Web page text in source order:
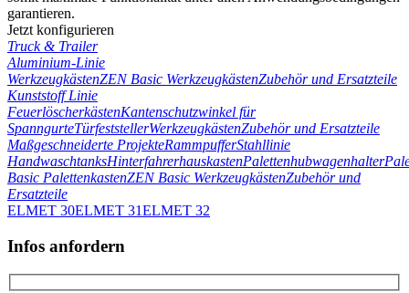
garantieren.
Jetzt konfigurieren
Truck & Trailer
Aluminium-Linie
WerkzeugkästenZEN Basic WerkzeugkästenZubehör und Ersatzteile
Kunststoff Linie
FeuerlöscherkästenKantenschutzwinkel für
SpanngurteTürfeststellerWerkzeugkästenZubehör und Ersatzteile
Maßgeschneiderte ProjekteRammpufferStahllinie
HandwaschtanksHinterfahrerhauskastenPalettenhubwagenhalter
Basic PalettenkastenZEN Basic WerkzeugkästenZubehör und
Ersatzteile
ELMET 30ELMET 31ELMET 32
Infos anfordern